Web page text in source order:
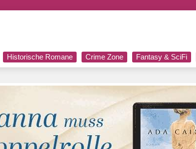
Historische Romane Crime Zone Fantasy & SciFi